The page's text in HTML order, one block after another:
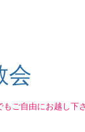
ご自由にお越し下さ
会